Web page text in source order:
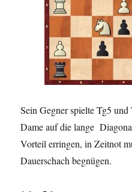
Sein Gegner spielte Tg5
Dame auf die lange
Vorteil erringen, in Zeitnot
Dauerschach begnügen.